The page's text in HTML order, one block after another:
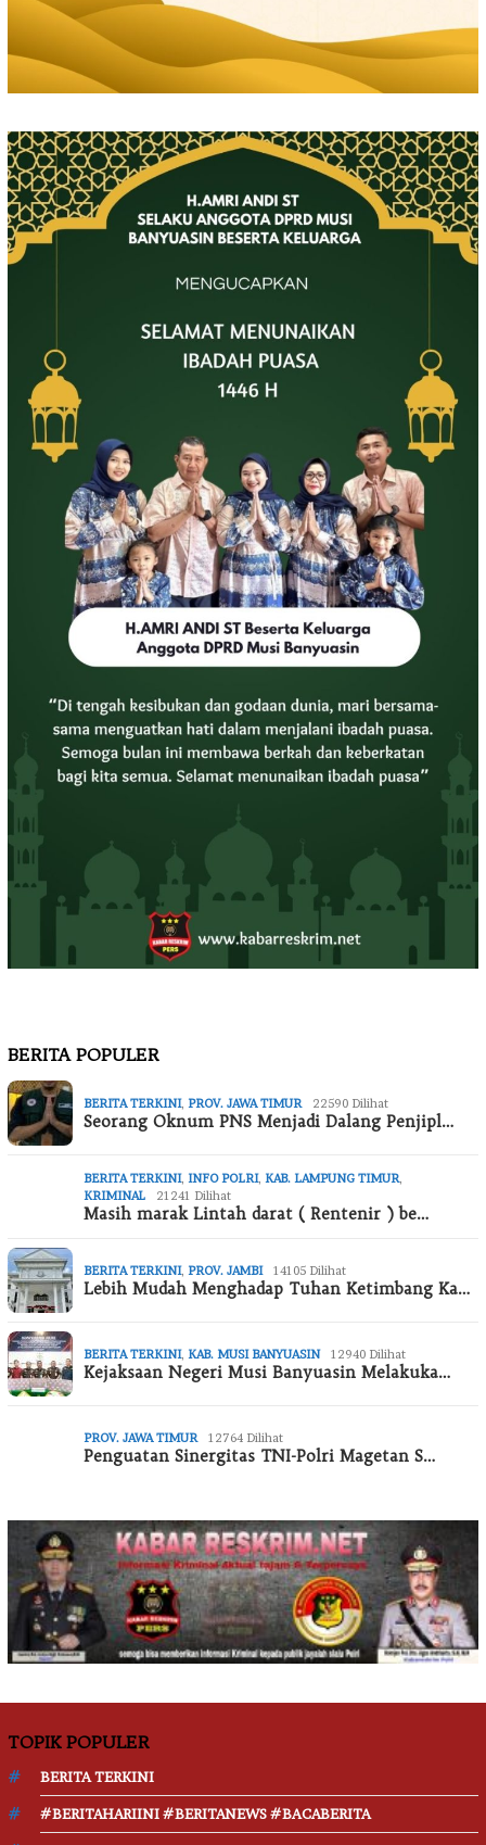
BERITA POPULER
BERITA TERKINI, PROV. JAWA TIMUR 22590 Dilihat
Seorang Oknum PNS Menjadi Dalang Penjipl…
BERITA TERKINI, INFO POLRI, KAB. LAMPUNG TIMUR,
KRIMINAL
21241 Dilihat
Masih marak Lintah darat ( Rentenir ) be…
BERITA TERKINI, PROV. JAMBI 14105 Dilihat
Lebih Mudah Menghadap Tuhan Ketimbang Ka…
BERITA TERKINI, KAB. MUSI BANYUASIN 12940 Dilihat
Kejaksaan Negeri Musi Banyuasin Melakuka…
PROV. JAWA TIMUR 12764 Dilihat
Penguatan Sinergitas TNI-Polri Magetan S…
TOPIK POPULER
BERITA TERKINI
#BERITAHARIINI #BERITANEWS #BACABERITA